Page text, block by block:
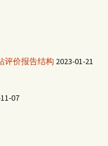
评价报告结构 2023-01-21
07